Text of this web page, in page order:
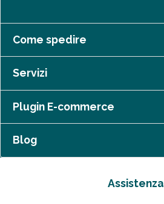
Come spedire
Servizi
Plugin E-commerce
Blog
Assistenza